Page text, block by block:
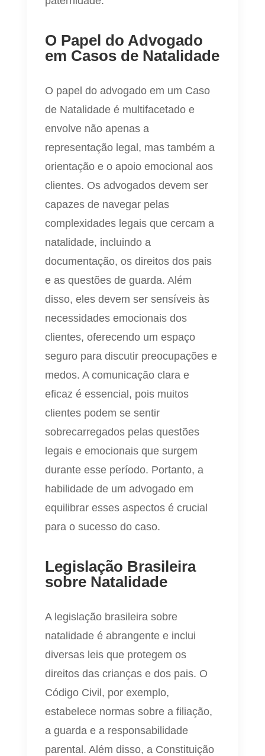
O Papel do Advogado
em Casos de Natalidade
O papel do advogado em um Caso
de Natalidade é multifacetado e
envolve não apenas a
representação legal, mas também a
orientação e o apoio emocional aos
clientes. Os advogados devem ser
capazes de navegar pelas
complexidades legais que cercam a
natalidade, incluindo a
documentação, os direitos dos pais
e as questões de guarda. Além
disso, eles devem ser sensíveis às
necessidades emocionais dos
clientes, oferecendo um espaço
seguro para discutir preocupações e
medos. A comunicação clara e
eficaz é essencial, pois muitos
clientes podem se sentir
sobrecarregados pelas questões
legais e emocionais que surgem
durante esse período. Portanto, a
habilidade de um advogado em
equilibrar esses aspectos é crucial
para o sucesso do caso.
Legislação Brasileira
sobre Natalidade
A legislação brasileira sobre
natalidade é abrangente e inclui
diversas leis que protegem os
direitos das crianças e dos pais. O
Código Civil, por exemplo,
estabelece normas sobre a filiação,
a guarda e a responsabilidade
parental. Além disso, a Constituição